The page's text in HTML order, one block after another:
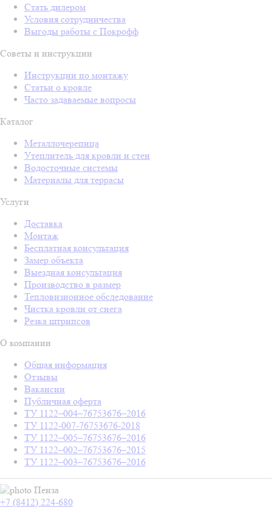
Стать дилером
Условия сотрудничества
Выгоды работы с Покрофф
Советы и инструкции
Инструкции по монтажу
Статьи о кровле
Часто задаваемые вопросы
Каталог
Металлочерепица
Утеплитель для кровли и стен
Водосточные системы
Материалы для террасы
Услуги
Доставка
Монтаж
Бесплатная консультация
Замер объекта
Выездная консультация
Производство в размер
Тепловизионное обследование
Чистка кровли от снега
Резка штрипсов
О компании
Общая информация
Отзывы
Вакансии
Публичная оферта
ТУ 1122–004–76753676–2016
ТУ 1122-007-76753676-2018
ТУ 1122–005–76753676–2016
ТУ 1122–002–76753676–2015
ТУ 1122–003–76753676–2016
Пенза
+7 (8412) 224-680